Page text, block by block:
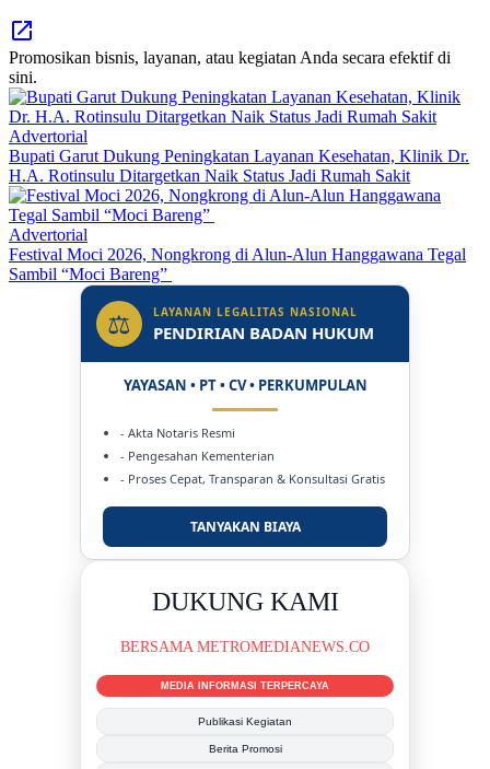
Promosikan bisnis, layanan, atau kegiatan Anda secara efektif di
sini.
Advertorial
Bupati Garut Dukung Peningkatan Layanan Kesehatan, Klinik Dr.
H.A. Rotinsulu Ditargetkan Naik Status Jadi Rumah Sakit
Advertorial
Festival Moci 2026, Nongkrong di Alun-Alun Hanggawana Tegal
Sambil “Moci Bareng”
⚖ LAYANAN LEGALITAS NASIONAL
PENDIRIAN BADAN HUKUM
YAYASAN • PT • CV • PERKUMPULAN
- Akta Notaris Resmi
- Pengesahan Kementerian
- Proses Cepat, Transparan & Konsultasi Gratis
TANYAKAN BIAYA
DUKUNG KAMI
BERSAMA METROMEDIANEWS.CO
MEDIA INFORMASI TERPERCAYA
Publikasi Kegiatan
Berita Promosi